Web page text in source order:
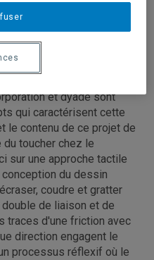
ce projet de
du thème de
aux
et dyade sont
qui caractérisent cette
le contenu de ce projet de
du toucher chez le
sur une approche tactile
du dessin
coudre et gratter
de liaison et de
traces d'une friction avec
direction engagent le
processus réflexif où le